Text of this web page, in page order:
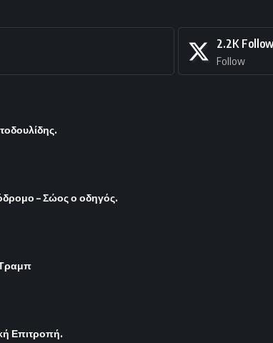
2.2K
Follow
– Σώος ο οδηγός.
Τραμπ
Επιτροπή.